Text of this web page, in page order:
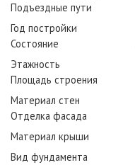
Подъездные пути
Год постройки
Состояние
Этажность
Площадь строения
Материал стен
Отделка фасада
Материал крыши
Вид фундамента